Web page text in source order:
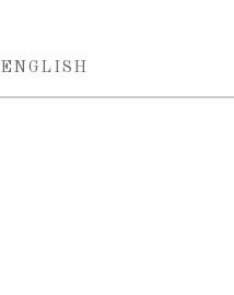
ENGLISH